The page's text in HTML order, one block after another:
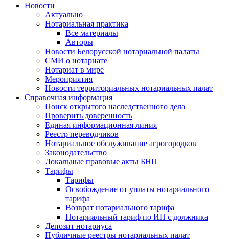
Новости
Актуально
Нотариальная практика
Все материалы
Авторы
Новости Белорусской нотариальной палаты
СМИ о нотариате
Нотариат в мире
Мероприятия
Новости территориальных нотариальных палат
Справочная информация
Поиск открытого наследственного дела
Проверить доверенность
Единая информационная линия
Реестр переводчиков
Нотариальное обслуживание агрогородков
Законодательство
Локальные правовые акты БНП
Тарифы
Тарифы
Освобождение от уплаты нотариального
тарифа
Возврат нотариального тарифа
Нотариальный тариф по ИН с должника
Депозит нотариуса
Публичные реестры нотариальных палат